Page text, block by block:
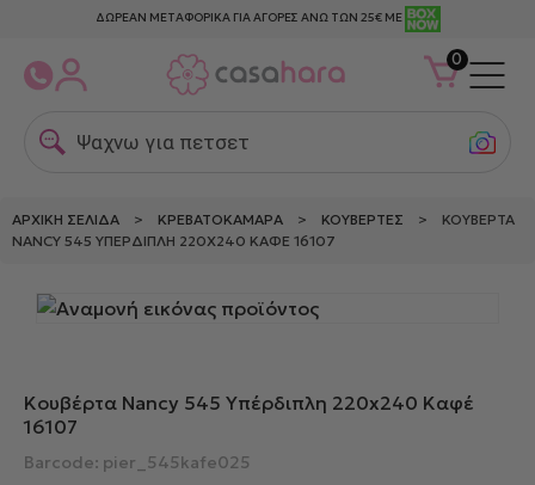
ΔΩΡΕΑΝ ΜΕΤΑΦΟΡΙΚΑ ΓΙΑ ΑΓΟΡΕΣ ΑΝΩ ΤΩΝ 25€ ΜΕ
0
Ψαχνω για πετσετες
ΑΡΧΙΚΉ ΣΕΛΊΔΑ > ΚΡΕΒΑΤΟΚΆΜΑΡΑ > ΚΟΥΒΈΡΤΕΣ > ΚΟΥΒΈΡΤΑ
NANCY 545 ΥΠΈΡΔΙΠΛΗ 220X240 ΚΑΦΈ 16107
Κουβέρτα Nancy 545 Υπέρδιπλη 220x240 Καφέ
16107
Barcode: pier_545kafe025